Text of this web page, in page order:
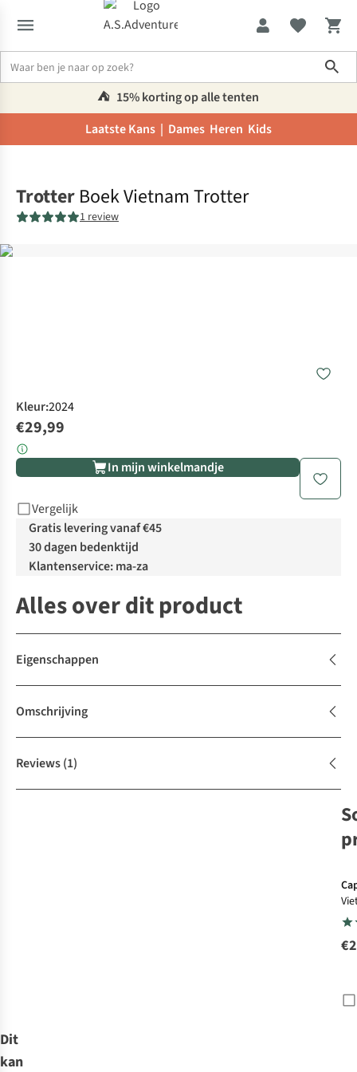
⛺️ 15% korting op alle tenten
Laatste Kans | Dames Heren Kids
Trotter Boek Vietnam Trotter
1 review
Kleur:2024
€29,99
In mijn winkelmandje
Vergelijk
Gratis levering vanaf €45
30 dagen bedenktijd
Klantenservice: ma-za
Alles over dit product
Eigenschappen
Omschrijving
Reviews(1)
Dit
kan